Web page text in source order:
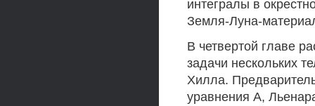
интегралы в
Земля-Луна-
В четвертой главе
задачи нескольких
Хилла.
уравнения А,